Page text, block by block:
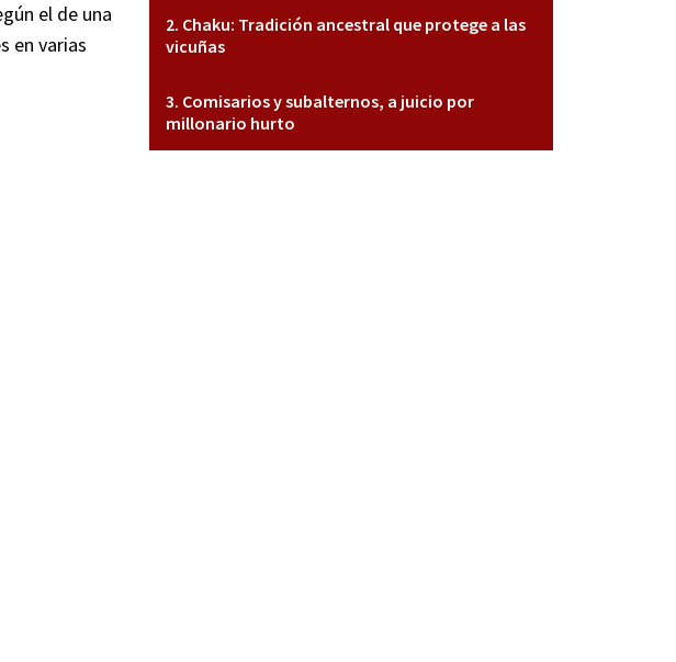
el de una
en varias
Chaku: Tradición ancestral que protege a las
vicuñas
Comisarios y subalternos, a juicio por
millonario hurto